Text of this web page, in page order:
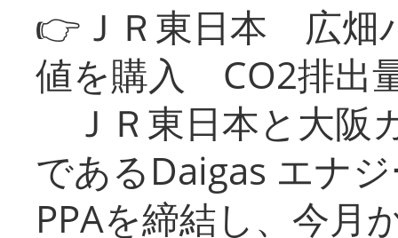
👉ＪＲ東日本 広畑
値を購入 CO2排出
ＪＲ東日本と大阪
であるDaigas エナ
PPAを締結し、今月